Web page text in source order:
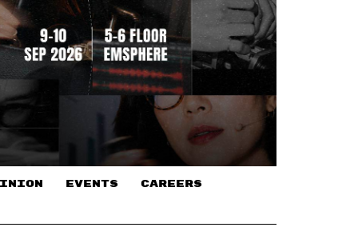
EVENTS CAREERS